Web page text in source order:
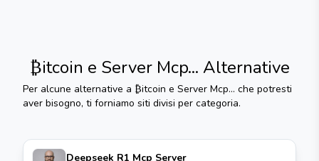
₿itcoin e Server Mcp... Alternative
Per alcune alternative a ₿itcoin e Server Mcp... che potresti
aver bisogno, ti forniamo siti divisi per categoria.
Deepseek R1 Mcp Server